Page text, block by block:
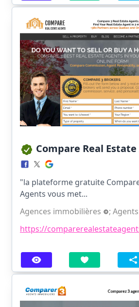
Compare Real
"la plateforme gratuite
Agents vous met...
Agences immobilières
;
https://